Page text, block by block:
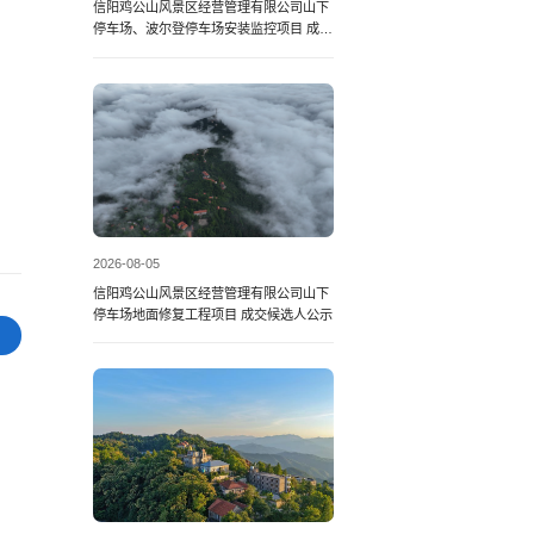
信阳鸡公山风景区经营管理有限公司山下
停车场、波尔登停车场安装监控项目 成交
2026-08-05
信阳鸡公山风景区经营管理有限公司山下
停车场地面修复工程项目 成交候选人公示